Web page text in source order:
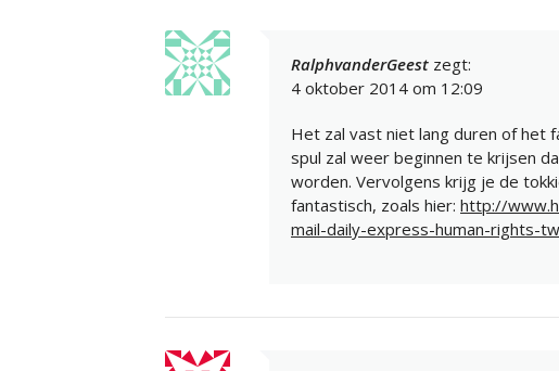
RalphvanderGeest zegt:
4 oktober 2014 om 12:09
Het zal vast niet lang duren of het
spul zal weer beginnen te krijsen
worden. Vervolgens krijg je de
fantastisch, zoals hier: http://
mail-daily-express-human-rights-